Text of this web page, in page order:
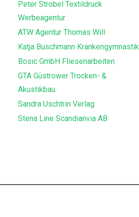
Peter Strobel Textildruck
Werbeagentur
ATW Agentur Thomas Will
Katja Buschmann Krankengymnastik
Bosic GmbH Fliesenarbeiten
GTA Güstrower Trocken- &
Akustikbau
Sandra Uschtrin Verlag
Stena Line Scandianvia AB